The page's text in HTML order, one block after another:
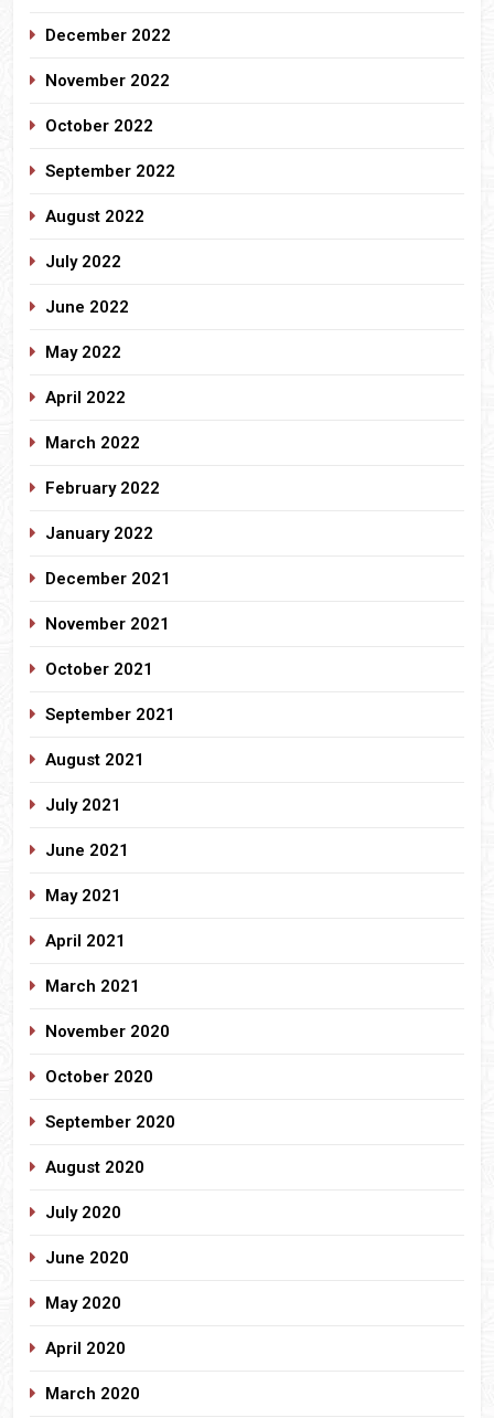
December 2022
November 2022
October 2022
September 2022
August 2022
July 2022
June 2022
May 2022
April 2022
March 2022
February 2022
January 2022
December 2021
November 2021
October 2021
September 2021
August 2021
July 2021
June 2021
May 2021
April 2021
March 2021
November 2020
October 2020
September 2020
August 2020
July 2020
June 2020
May 2020
April 2020
March 2020